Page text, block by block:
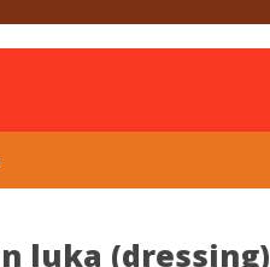
luka (dressing)